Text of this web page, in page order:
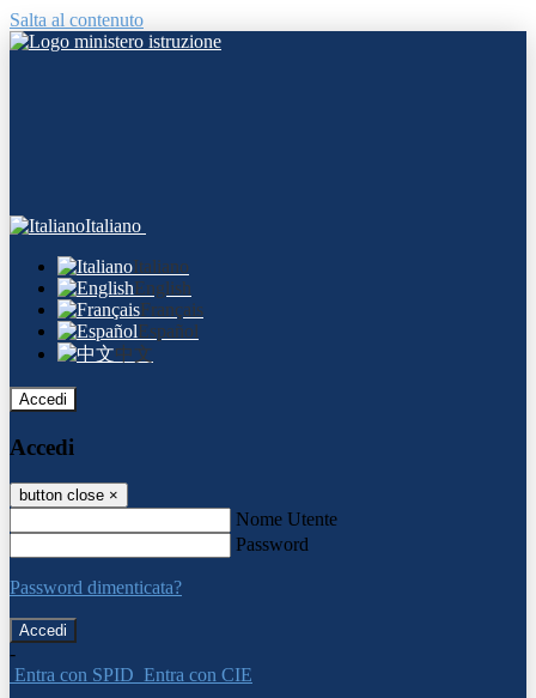
Salta al contenuto
Italiano
Italiano
English
Français
Español
中文
Accedi
Accedi
button close ×
Nome Utente
Password
Password dimenticata?
-
Entra con SPID Entra con CIE